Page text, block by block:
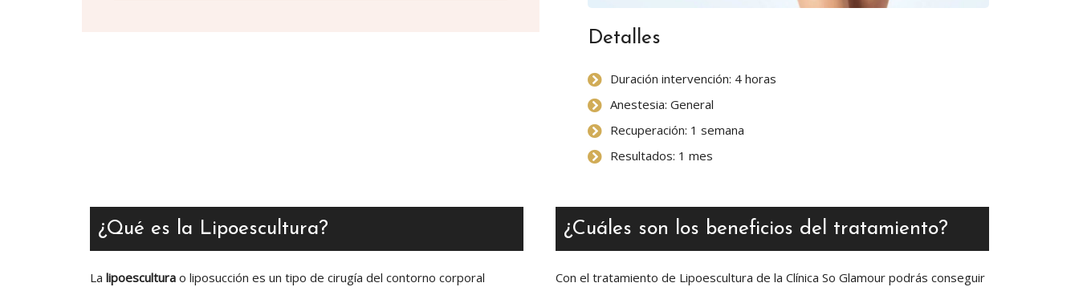
Detalles
Duración intervención: 4 horas
Anestesia: General
Recuperación: 1 semana
Resultados: 1 mes
¿Qué es la Lipoescultura?
La lipoescultura o liposucción es un tipo de cirugía del contorno corporal
¿Cuáles son los beneficios del tratamiento?
Con el tratamiento de Lipoescultura de la Clínica So Glamour podrás conseguir